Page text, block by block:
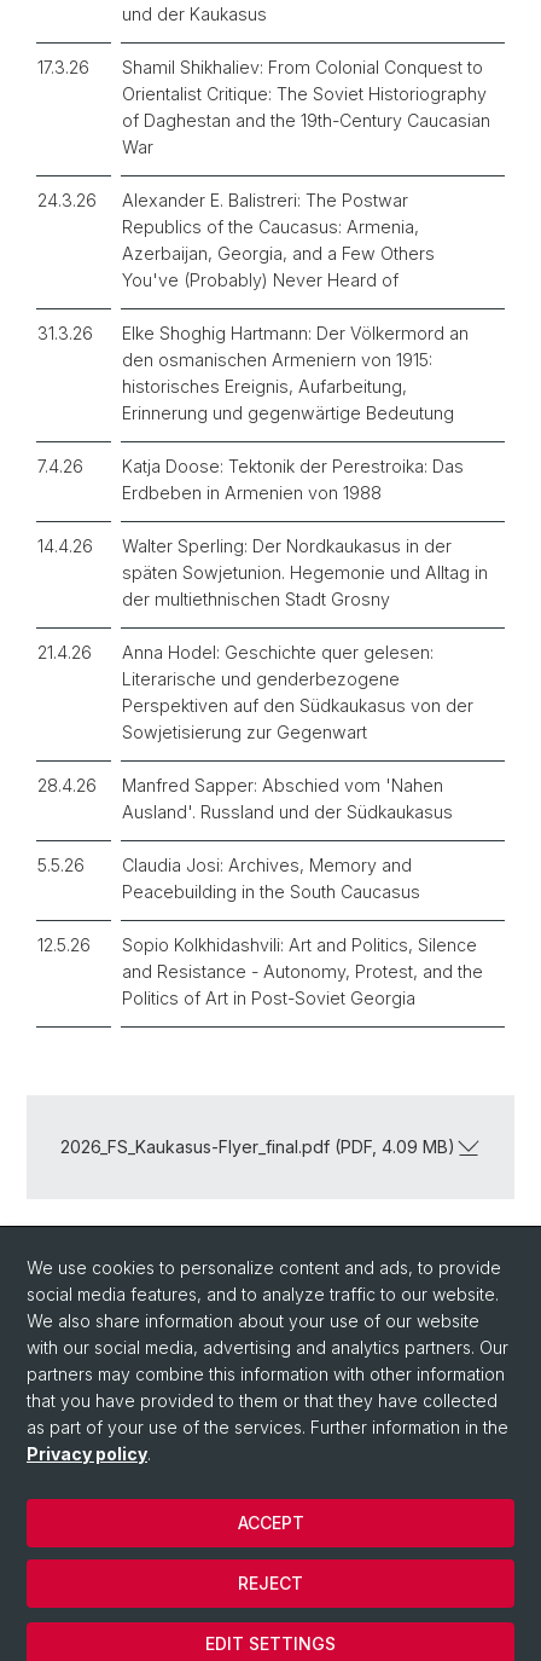
und der Kaukasus
17.3.26 Shamil Shikhaliev: From Colonial Conquest to
Orientalist Critique: The Soviet Historiography
of Daghestan and the 19th-Century Caucasian
War
24.3.26
Alexander E. Balistreri: The Postwar
Republics of the Caucasus: Armenia,
Azerbaijan, Georgia, and a Few Others
You've (Probably) Never Heard of
31.3.26
Elke Shoghig Hartmann: Der Völkermord an
den osmanischen Armeniern von 1915:
historisches Ereignis, Aufarbeitung,
Erinnerung und gegenwärtige Bedeutung
7.4.26
Katja Doose: Tektonik der Perestroika: Das
Erdbeben in Armenien von 1988
14.4.26
Walter Sperling: Der Nordkaukasus in der
späten Sowjetunion. Hegemonie und Alltag in
der multiethnischen Stadt Grosny
21.4.26
Anna Hodel: Geschichte quer gelesen:
Literarische und genderbezogene
Perspektiven auf den Südkaukasus von der
Sowjetisierung zur Gegenwart
28.4.26
Manfred Sapper: Abschied vom 'Nahen
Ausland'. Russland und der Südkaukasus
5.5.26
Claudia Josi: Archives, Memory and
Peacebuilding in the South Caucasus
12.5.26
Sopio Kolkhidashvili: Art and Politics, Silence
and Resistance - Autonomy, Protest, and the
Politics of Art in Post-Soviet Georgia
2026_FS_Kaukasus-Flyer_final.pdf (PDF, 4.09 MB)
© University of Basel
Faculty of Humanities and Social Sciences
We use cookies to personalize content and ads, to provide
social media features, and to analyze traffic to our website.
We also share information about your use of our website
with our social media, advertising and analytics partners. Our
partners may combine this information with other information
that you have provided to them or that they have collected
as part of your use of the services. Further information in the
Privacy policy.
EDIT SETTINGS
REJECT
ACCEPT